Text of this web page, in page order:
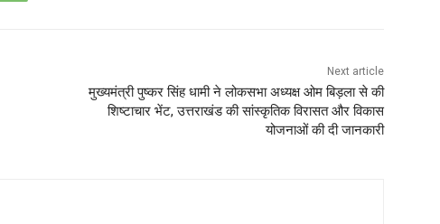
Next article
मुख्यमंत्री पुष्कर सिंह धामी ने लोकसभा अध्यक्ष ओम बिड़ला से की
शिष्टाचार भेंट, उत्तराखंड की सांस्कृतिक विरासत और विकास
योजनाओं की दी जानकारी